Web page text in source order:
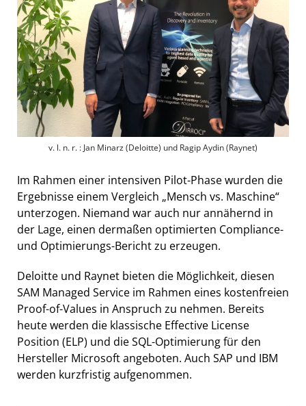
v. l. n. r. : Jan Minarz (Deloitte) und Ragip Aydin (Raynet)
Im Rahmen einer intensiven Pilot-Phase wurden die
Ergebnisse einem Vergleich „Mensch vs. Maschine“
unterzogen. Niemand war auch nur annähernd in
der Lage, einen dermaßen optimierten Compliance-
und Optimierungs-Bericht zu erzeugen.
Deloitte und Raynet bieten die Möglichkeit, diesen
SAM Managed Service im Rahmen eines kostenfreien
Proof-of-Values in Anspruch zu nehmen. Bereits
heute werden die klassische Effective License
Position (ELP) und die SQL-Optimierung für den
Hersteller Microsoft angeboten. Auch SAP und IBM
werden kurzfristig aufgenommen.